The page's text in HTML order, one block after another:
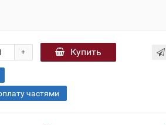
+ Купить
частями